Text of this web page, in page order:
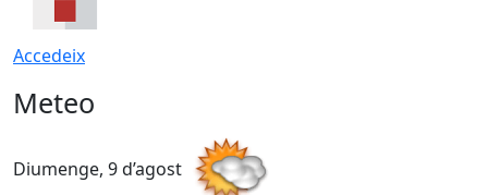
Accedeix
Meteo
Diumenge, 9 d’agost